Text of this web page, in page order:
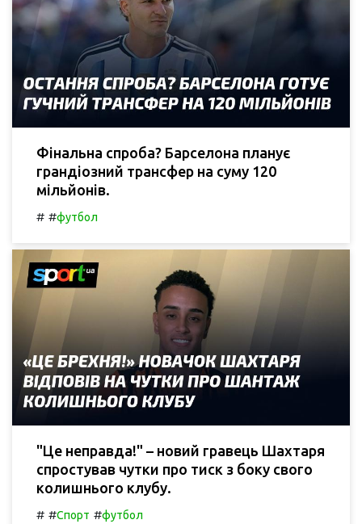
Фінальна спроба? Барселона планує
грандіозний трансфер на суму 120
мільйонів.
# #футбол
"Це неправда!" – новий гравець Шахтаря
спростував чутки про тиск з боку свого
колишнього клубу.
# #Спорт #футбол